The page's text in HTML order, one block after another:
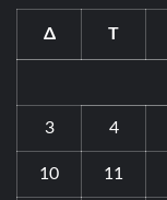
Δ Τ
3 4
10 11